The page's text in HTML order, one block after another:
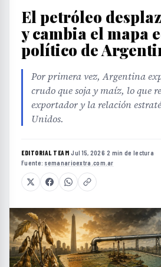
El petróleo
y cambia el mapa
político de
Por primera vez, Argentina
crudo que soja y maíz, lo que
exportador y la relación
Unidos.
EDITORIAL TEAM·Jul 15, 2026·2 min de lectura·
Fuente: semanarioextra.com.ar